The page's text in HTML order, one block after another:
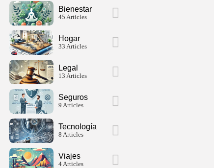
Bienestar
45 Articles
Hogar
33 Articles
Legal
13 Articles
Seguros
9 Articles
Tecnología
8 Articles
Viajes
4 Articles